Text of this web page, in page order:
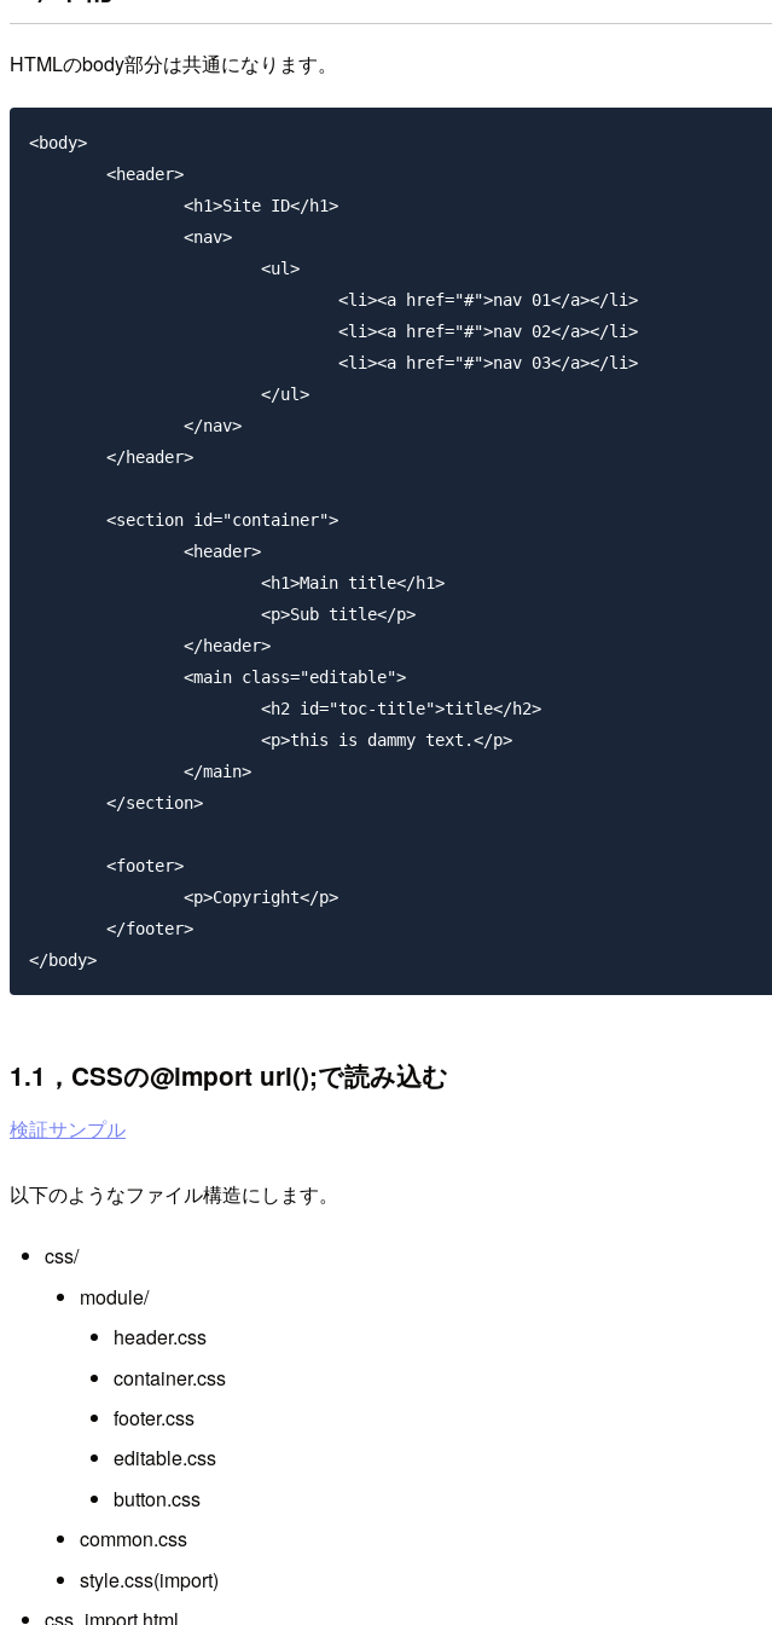
HTMLのbody部分は共通になります。
<body>
1.1，CSSの@import url();で読み込む
検証サンプル
以下のようなファイル構造にします。
css/
module/
header.css
container.css
footer.css
editable.css
button.css
common.css
style.css(import)